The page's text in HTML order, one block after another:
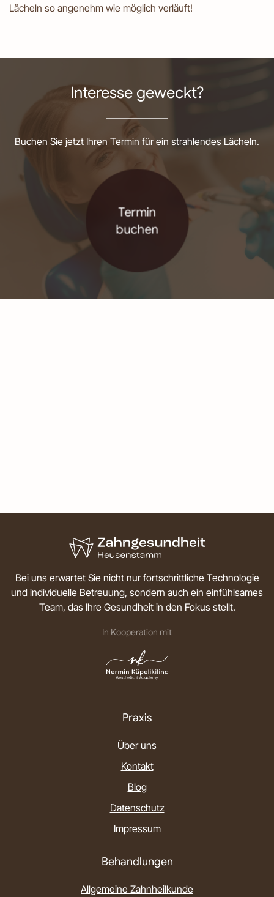
Lächeln so angenehm wie möglich verläuft!
Interesse geweckt?
Buchen Sie jetzt Ihren Termin für ein strahlendes Lächeln.
Termin
buchen
Bei uns erwartet Sie nicht nur fortschrittliche Technologie
und individuelle Betreuung, sondern auch ein einfühlsames
Team, das Ihre Gesundheit in den Fokus stellt.
In Kooperation mit
Praxis
Über uns
Kontakt
Blog
Datenschutz
Impressum
Behandlungen
Allgemeine Zahnheilkunde